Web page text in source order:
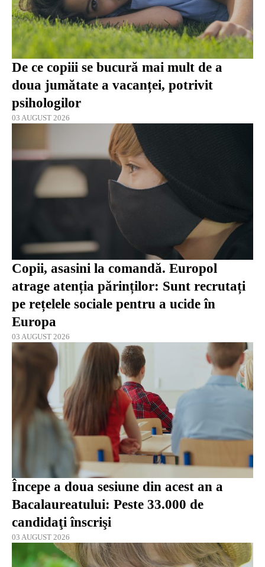
De ce copiii se bucură mai mult de a
doua jumătate a vacanței, potrivit
psihologilor
03 AUGUST 2026
Copii, asasini la comandă. Europol
atrage atenția părinților: Sunt recrutați
pe rețelele sociale pentru a ucide în
Europa
03 AUGUST 2026
Începe a doua sesiune din acest an a
Bacalaureatului: Peste 33.000 de
candidaţi înscrişi
03 AUGUST 2026